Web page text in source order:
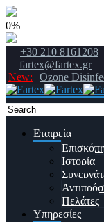
0%
+30 210 8161208
fartex@fartex.gr
New:
Ozone
Εταιρεία
Ιστορία
Πελάτες
Υπηρεσίες